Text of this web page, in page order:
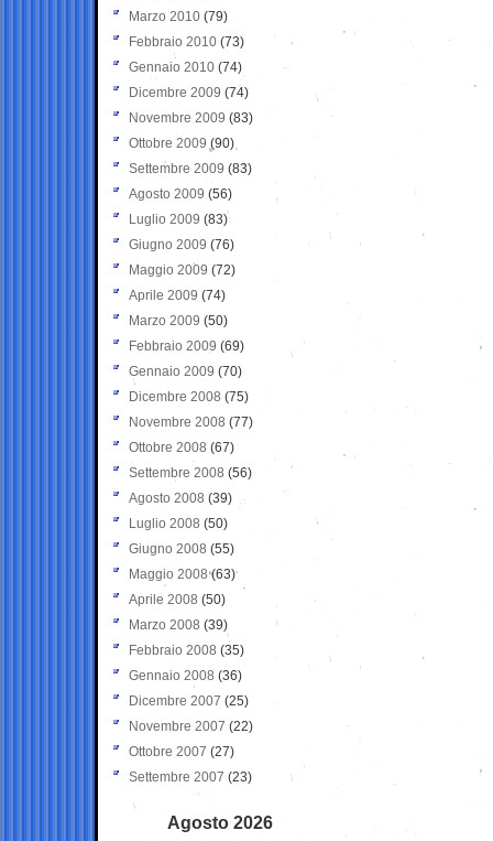
Marzo 2010 (79)
Febbraio 2010 (73)
Gennaio 2010 (74)
Dicembre 2009 (74)
Novembre 2009 (83)
Ottobre 2009 (90)
Settembre 2009 (83)
Agosto 2009 (56)
Luglio 2009 (83)
Giugno 2009 (76)
Maggio 2009 (72)
Aprile 2009 (74)
Marzo 2009 (50)
Febbraio 2009 (69)
Gennaio 2009 (70)
Dicembre 2008 (75)
Novembre 2008 (77)
Ottobre 2008 (67)
Settembre 2008 (56)
Agosto 2008 (39)
Luglio 2008 (50)
Giugno 2008 (55)
Maggio 2008(63)
Aprile 2008 (50)
Marzo 2008 (39)
Febbraio 2008 (35)
Gennaio 2008 (36)
Dicembre 2007 (25)
Novembre 2007 (22)
Ottobre 2007 (27)
Settembre 2007 (23)
Agosto 2026